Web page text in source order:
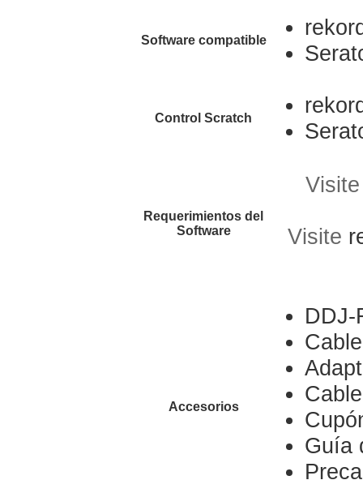
Software compatible
Control Scratch
Requerimientos del
Software
Visite
Accesorios
DDJ-
Guía